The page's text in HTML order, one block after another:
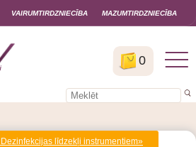
0
VAIRUMTIRDZNIECĪBA MAZUMTIRDZNIECĪBA
līdzekļi instrumentiem»